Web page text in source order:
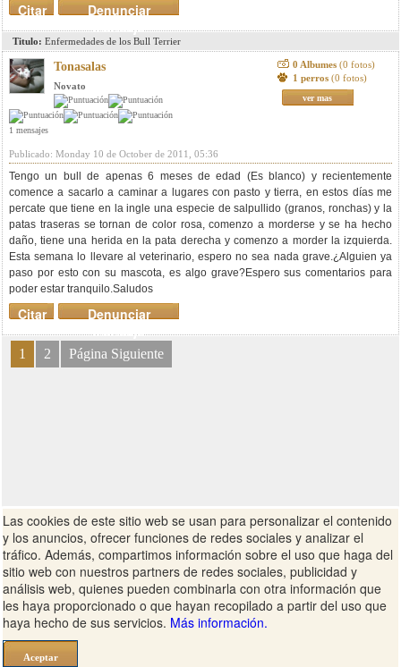
Denunciar
mensaje
Citar
Titulo: Enfermedades de los Bull Terrier
Tonasalas
Novato
1 mensajes
0 Albumes (0 fotos)
1 perros (0 fotos)
ver mas
Publicado: Monday 10 de October de 2011, 05:36
Tengo un bull de apenas 6 meses de edad (Es blanco) y recientemente
comence a sacarlo a caminar a lugares con pasto y tierra, en estos días me
percate que tiene en la ingle una especie de salpullido (granos, ronchas) y la
patas traseras se tornan de color rosa, comenzo a morderse y se ha hecho
daño, tiene una herida en la pata derecha y comenzo a morder la izquierda.
Esta semana lo llevare al veterinario, espero no sea nada grave.¿Alguien ya
paso por esto con su mascota, es algo grave?Espero sus comentarios para
poder estar tranquilo.Saludos
Denunciar
mensaje
Citar
1 2 Página Siguiente
Las cookies de este sitio web se usan para personalizar el contenido
y los anuncios, ofrecer funciones de redes sociales y analizar el
tráfico. Además, compartimos información sobre el uso que haga del
sitio web con nuestros partners de redes sociales, publicidad y
análisis web, quienes pueden combinarla con otra información que
les haya proporcionado o que hayan recopilado a partir del uso que
haya hecho de sus servicios. Más información.